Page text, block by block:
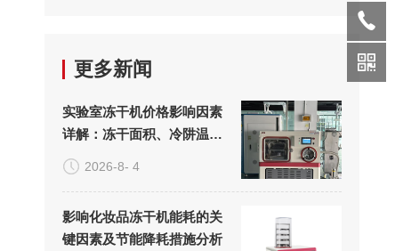
更多新闻
实验室冻干机价格影响因素
详解：冻干面积、冷阱温度
与真空系统的成本构成
2026-8- 4
影响化妆品冻干机能耗的关
键因素及节能降耗措施分析